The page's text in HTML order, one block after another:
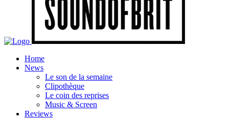
Home
News
Le son de la semaine
Clipothèque
Le coin des reprises
Music & Screen
Reviews